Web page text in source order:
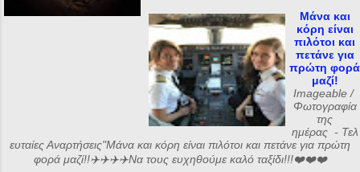
Μάνα και
κόρη είναι
πιλότοι και
πετάνε για
πρώτη φορά
μαζί!
Imageable /
Φωτογραφία
της
ημέρας - Τελ
ευταίες Αναρτήσεις"Μάνα και κόρη είναι πιλότοι και πετάνε για πρώτη
φορά μαζί!!✈️✈️✈️✈️Να τους ευχηθούμε καλό ταξίδι!!!❤️❤️❤️